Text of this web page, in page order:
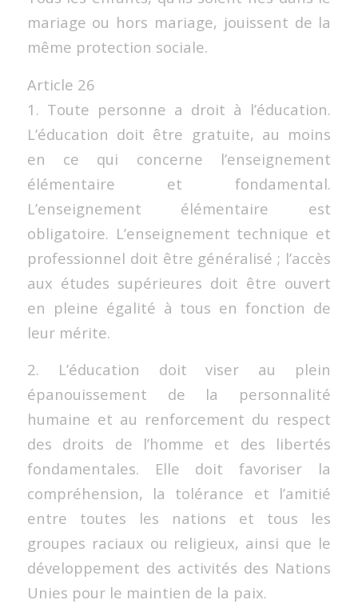
mariage ou hors mariage, jouissent de la
même protection sociale.
Article 26
1. Toute personne a droit à l’éducation.
L’éducation doit être gratuite, au moins
en ce qui concerne l’enseignement
élémentaire et fondamental.
L’enseignement élémentaire est
obligatoire. L’enseignement technique et
professionnel doit être généralisé ; l’accès
aux études supérieures doit être ouvert
en pleine égalité à tous en fonction de
leur mérite.
2. L’éducation doit viser au plein
épanouissement de la personnalité
humaine et au renforcement du respect
des droits de l’homme et des libertés
fondamentales. Elle doit favoriser la
compréhension, la tolérance et l’amitié
entre toutes les nations et tous les
groupes raciaux ou religieux, ainsi que le
développement des activités des Nations
Unies pour le maintien de la paix.